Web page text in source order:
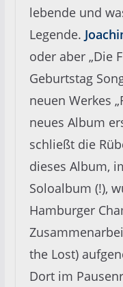
lebende und
Legende.
oder aber „Die
Geburtstag
neuen Werkes
neues Album
schließt die
dieses Album,
Soloalbum (!),
Hamburger
the Lost)
Dort im